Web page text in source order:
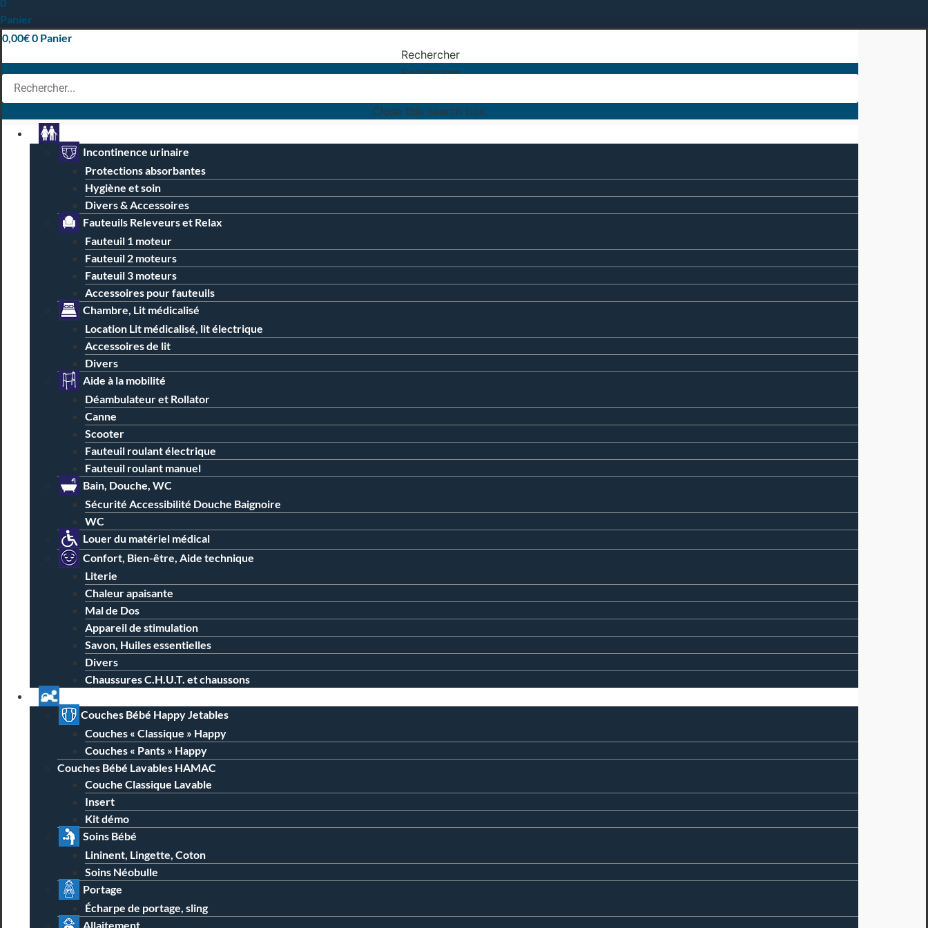
Panier
0,00€0 Panier
Rechercher
Rechercher
Close this search box.
Incontinence urinaire
Protections absorbantes
Hygiène et soin
Divers & Accessoires
Fauteuils Releveurs et Relax
Fauteuil 1 moteur
Fauteuil 2 moteurs
Fauteuil 3 moteurs
Accessoires pour fauteuils
Chambre, Lit médicalisé
Location Lit médicalisé, lit électrique
Accessoires de lit
Divers
Aide à la mobilité
Déambulateur et Rollator
Canne
Scooter
Fauteuil roulant électrique
Fauteuil roulant manuel
Bain, Douche, WC
Sécurité Accessibilité Douche Baignoire
WC
Louer du matériel médical
Confort, Bien-être, Aide technique
Literie
Chaleur apaisante
Mal de Dos
Appareil de stimulation
Savon, Huiles essentielles
Divers
Chaussures C.H.U.T. et chaussons
Couches Bébé Happy Jetables
Couches « Classique » Happy
Couches « Pants » Happy
Couches Bébé Lavables HAMAC
Couche Classique Lavable
Insert
Kit démo
Soins Bébé
Lininent, Lingette, Coton
Soins Néobulle
Portage
Écharpe de portage, sling
Allaitement